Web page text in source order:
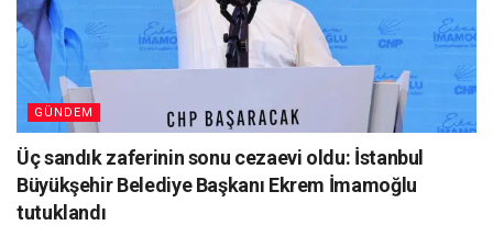
GÜNDEM
Üç sandık zaferinin sonu cezaevi oldu: İstanbul
Büyükşehir Belediye Başkanı Ekrem İmamoğlu
tutuklandı